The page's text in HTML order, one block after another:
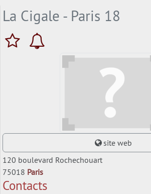
La Cigale - Paris 18
site web
120 boulevard Rochechouart
75018 Paris
Contacts